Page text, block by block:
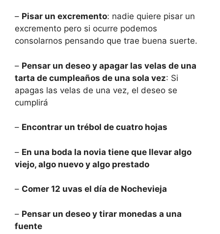
– Pisar un excremento: nadie quiere pisar un
excremento pero si ocurre podemos
consolarnos pensando que trae buena suerte.
– Pensar un deseo y apagar las velas de una
tarta de cumpleaños de una sola vez: Si
apagas las velas de una vez, el deseo se
cumplirá
– Encontrar un trébol de cuatro hojas
– En una boda la novia tiene que llevar algo
viejo, algo nuevo y algo prestado
– Comer 12 uvas el día de Nochevieja
– Pensar un deseo y tirar monedas a una
fuente